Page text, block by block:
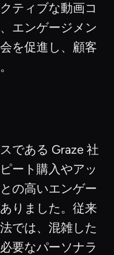
ティブな動画コ
エンゲージメン
を促進し、顧客
である Graze 社
ート購入やアッ
の高いエンゲー
りました。従来
では、混雑した
要なパーソナラ